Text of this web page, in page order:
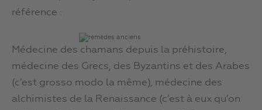
référence :
Médecine des chamans depuis la préhistoire,
médecine des Grecs, des Byzantins et des Arabes
(c’est grosso modo la même), médecine des
alchimistes de la Renaissance (c’est à eux qu’on